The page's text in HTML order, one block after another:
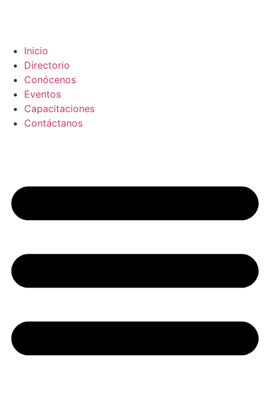
Inicio
Directorio
Conócenos
Eventos
Capacitaciones
Contáctanos